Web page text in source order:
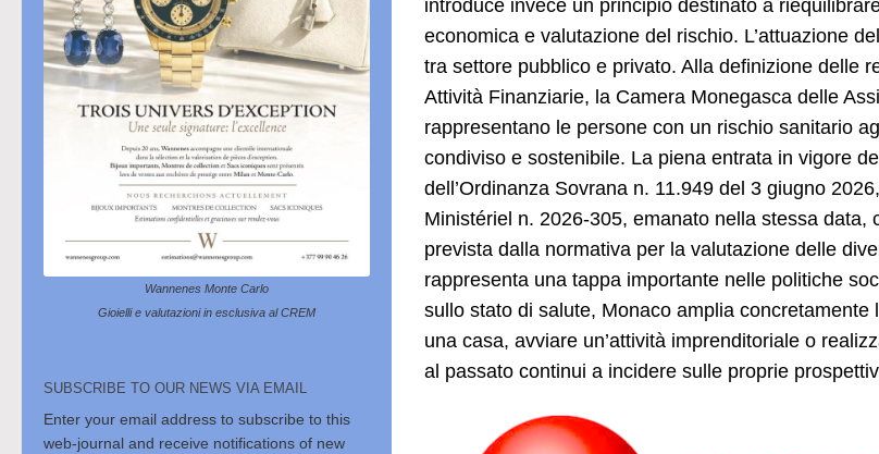
introduce invece un principio destinato a
economica e valutazione del rischio. L’attuazione
tra settore pubblico e privato. Alla definizione delle
Attività Finanziarie, la Camera Monegasca delle
rappresentano le persone con un rischio sanitario
condiviso e sostenibile. La piena entrata in vigore
dell’Ordinanza Sovrana n. 11.949 del 3 giugno
Ministériel n. 2026-305, emanato nella stessa
prevista dalla normativa per la valutazione delle
rappresenta una tappa importante nelle politiche
sullo stato di salute, Monaco amplia
una casa, avviare un’attività imprenditoriale o
al passato continui a incidere sulle proprie
Wannenes Monte Carlo
Gioielli e valutazioni in esclusiva al CREM
SUBSCRIBE TO OUR NEWS VIA EMAIL
Enter your email address to subscribe to this
web-journal and receive notifications of new